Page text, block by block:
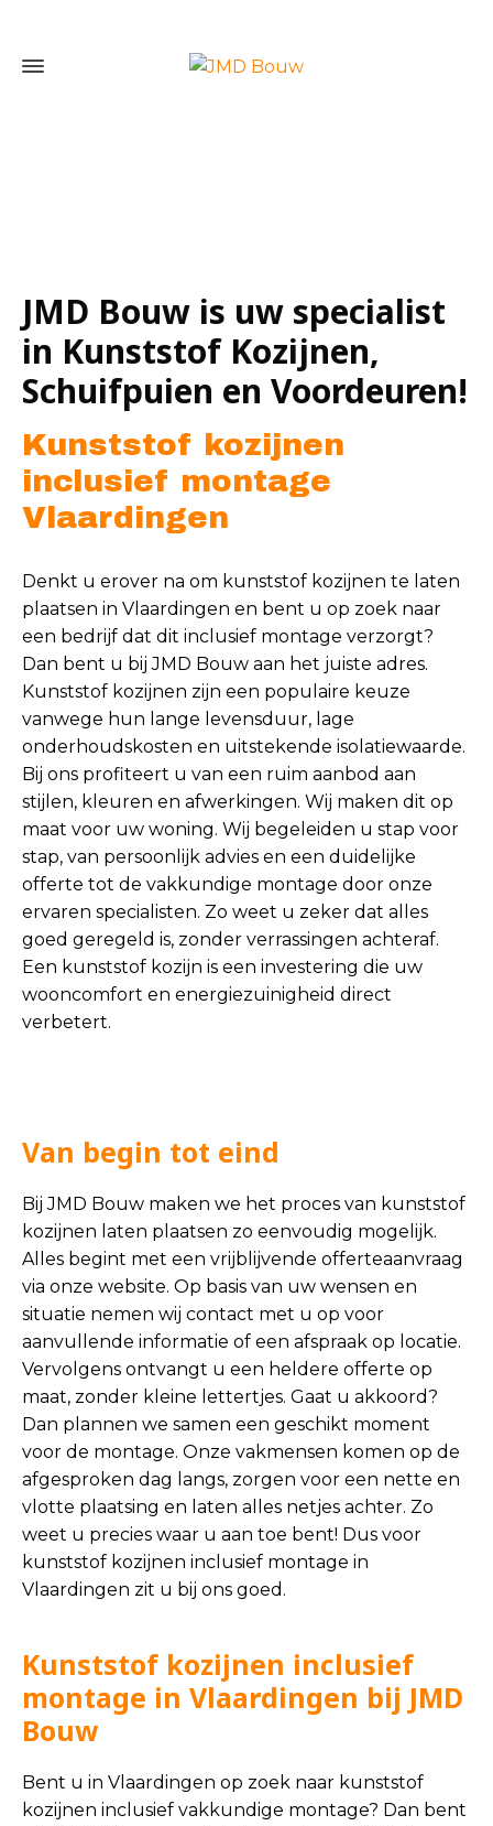
JMD Bouw is uw specialist
in Kunststof Kozijnen,
Schuifpuien en Voordeuren!
Kunststof kozijnen
inclusief montage
Vlaardingen
Denkt u erover na om kunststof kozijnen te laten
plaatsen in Vlaardingen en bent u op zoek naar
een bedrijf dat dit inclusief montage verzorgt?
Dan bent u bij JMD Bouw aan het juiste adres.
Kunststof kozijnen zijn een populaire keuze
vanwege hun lange levensduur, lage
onderhoudskosten en uitstekende isolatiewaarde.
Bij ons profiteert u van een ruim aanbod aan
stijlen, kleuren en afwerkingen. Wij maken dit op
maat voor uw woning. Wij begeleiden u stap voor
stap, van persoonlijk advies en een duidelijke
offerte tot de vakkundige montage door onze
ervaren specialisten. Zo weet u zeker dat alles
goed geregeld is, zonder verrassingen achteraf.
Een kunststof kozijn is een investering die uw
wooncomfort en energiezuinigheid direct
verbetert.
Van begin tot eind
Bij JMD Bouw maken we het proces van kunststof
kozijnen laten plaatsen zo eenvoudig mogelijk.
Alles begint met een vrijblijvende offerteaanvraag
via onze website. Op basis van uw wensen en
situatie nemen wij contact met u op voor
aanvullende informatie of een afspraak op locatie.
Vervolgens ontvangt u een heldere offerte op
maat, zonder kleine lettertjes. Gaat u akkoord?
Dan plannen we samen een geschikt moment
voor de montage. Onze vakmensen komen op de
afgesproken dag langs, zorgen voor een nette en
vlotte plaatsing en laten alles netjes achter. Zo
weet u precies waar u aan toe bent! Dus voor
kunststof kozijnen inclusief montage in
Vlaardingen zit u bij ons goed.
Kunststof kozijnen inclusief
montage in Vlaardingen bij JMD
Bouw
Bent u in Vlaardingen op zoek naar kunststof
kozijnen inclusief vakkundige montage? Dan bent